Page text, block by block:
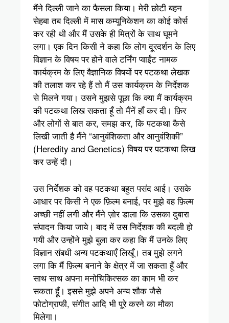
मैंने दिल्ली जाने का फैसला किया। मेरी छोटी बहन
सेहबा तब दिल्ली में मास कम्यूनिकेशन का कोई कोर्स
कर रही थी और मैं उसके ही मित्रों के साथ घूमने
लगा। एक दिन किसी ने कहा कि लोग दूरदर्शन के लिए
विज्ञान के विषय पर होने वाले टर्निंग प्वाईंट नामक
कार्यक्रम के लिए वैज्ञानिक विषयों पर पटकथा लेखक
की तलाश कर रहे हैं तो मैं उस कार्यक्रम के निर्देशक
से मिलने गया। उसने मुझसे पूछा कि क्या मैं कार्यक्रम
की पटकथा लिख सकता हूँ तो मैंनें हाँ कर दी। फ़िर
और लोगों से बात कर, समझ कर, कि पटकथा कैसे
लिखी जाती है मैंने “आनुवंशिकता और आनुवंशिकी”
(Heredity and Genetics) विषय पर पटकथा लिख
कर उन्हें दी।
उस निर्देशक को वह पटकथा बहुत पसंद आई। उसके
आधार पर किसी ने एक फ़िल्म बनाई, पर मुझे वह फ़िल्म
अच्छी नहीं लगी और मैंने ज़ोर डाला कि उसका दुबारा
संपादन किया जाये। बाद में उस निर्देशक की बदली हो
गयी और उन्होंने मुझे बुला कर कहा कि मैं उनके लिए
विज्ञान संबधी अन्य पटकथाएँ लिखूँ। तब मुझे लगने
लगा कि मैं फ़िल्म बनाने के क्षेत्र में जा सकता हूँ और
साथ साथ अपना मनोचिकित्सक का काम भी कर
सकता हूँ। इससे मुझे अपने अन्य शौक जैसे
फोटोग्राफी, संगीत आदि भी पूरे करने का मौका
मिलेगा।